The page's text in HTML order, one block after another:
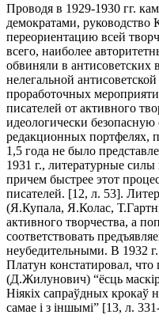
Проводя в 1929-1930 гг.
демократами,
переориентацию всей
всего, наиболее
обвиняли в антисоветских
нелегальной
проработочных
писателей от активного
идеологически
редакционных портфелях,
1,5 года не было
1931 г., литературные силы
причем быстрее этот
писателей. [12, л. 53].
(Я.Купала, Я.Колас,
активного творчества, а
соответствовать
неубедительными. В 1932
Платун констатировал,
(Д.Жилунович) “ёсць
Ніякіх сапраўдных крокаў
самае і з іншымі” [13, л.